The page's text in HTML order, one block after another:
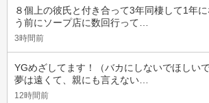
８個上の彼氏と付き合って3年同棲して1年
う前にソープ店に数回行って…
3時間前
YGめざしてます！（バカにしないでほしい
夢は遠くて、親にも言えない…
12時間前